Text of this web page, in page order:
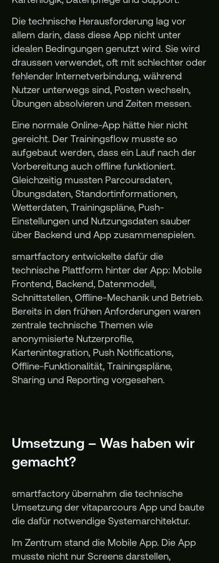
Die technische Herausforderung lag vor
allem darin, dass diese App nicht unter
idealen Bedingungen genutzt wird. Sie wird
draussen verwendet, oft mit schlechter oder
fehlender Internetverbindung, während
Nutzer unterwegs sind, Posten wechseln,
Übungen absolvieren und Zeiten messen.
Eine normale Online-App hätte hier nicht
gereicht. Der Trainingsflow musste so
aufgebaut werden, dass ein Lauf nach der
Vorbereitung auch offline funktioniert.
Gleichzeitig mussten Parcoursdaten,
Übungsdaten, Standortinformationen,
Wetterdaten, Trainingspläne, Push-
Einstellungen und Nutzungsdaten sauber
über Backend und App zusammenspielen.
smartfactory entwickelte dafür die
technische Plattform hinter der App: Mobile
Frontend, Backend, Datenmodell,
Schnittstellen, Offline-Mechanik und Betrieb.
Bereits in den frühen Anforderungen waren
zentrale technische Themen wie
anonymisierte Nutzerprofile,
Kartenintegration, Push Notifications,
Offline-Funktionalität, Trainingspläne,
Sharing und Reporting vorgesehen.
Umsetzung – Was haben wir
gemacht?
smartfactory übernahm die technische
Umsetzung der vitaparcours App und baute
die dafür notwendige Systemarchitektur.
Im Zentrum stand die Mobile App. Die App
musste nicht nur Screens darstellen,